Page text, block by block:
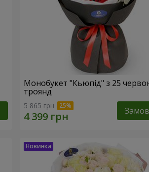
Монобукет "Кьюпід" з 25
троянд
5 865 грн